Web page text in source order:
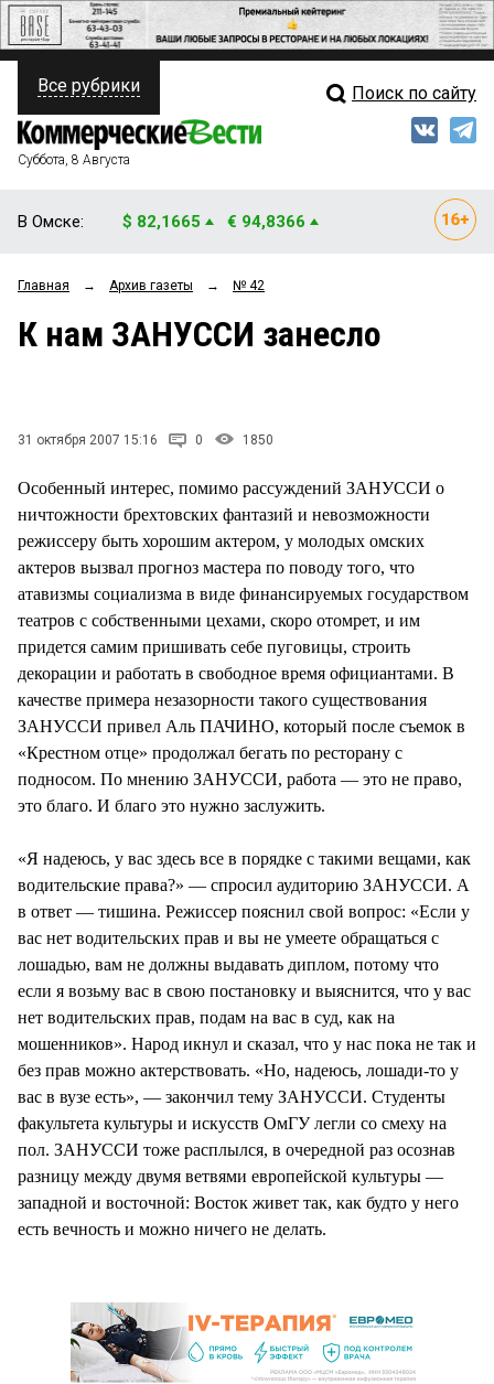
ПОЛИТИКА
ФИНАНСЫ
ОБЩЕСТВО
ЗАКОН
ПРОИСШЕСТВИЯ
СТИЛЬ ЖИЗНИ
Свежий выпуск
Рейтинги
Все рубрики Поиск по сайту
Суббота, 8 Августа
В Омске: $ 82,1665 € 94,8366
Главная → Архив газеты → № 42
К нам ЗАНУССИ занесло
31 октября 2007 15:16 0 1850
Особенный интерес, помимо рассуждений ЗАНУССИ о
ничтожности брехтовских фантазий и невозможности
режиссеру быть хорошим актером, у молодых омских
актеров вызвал прогноз мастера по поводу того, что
атавизмы социализма в виде финансируемых государством
театров с собственными цехами, скоро отомрет, и им
придется самим пришивать себе пуговицы, строить
декорации и работать в свободное время официантами. В
качестве примера незазорности такого существования
ЗАНУССИ привел Аль ПАЧИНО, который после съемок в
«Крестном отце» продолжал бегать по ресторану с
подносом. По мнению ЗАНУССИ, работа — это не право,
это благо. И благо это нужно заслужить.
«Я надеюсь, у вас здесь все в порядке с такими вещами, как
водительские права?» — спросил аудиторию ЗАНУССИ. А
в ответ — тишина. Режиссер пояснил свой вопрос: «Если у
вас нет водительских прав и вы не умеете обращаться с
лошадью, вам не должны выдавать диплом, потому что
если я возьму вас в свою постановку и выяснится, что у вас
нет водительских прав, подам на вас в суд, как на
мошенников». Народ икнул и сказал, что у нас пока не так и
без прав можно актерствовать. «Но, надеюсь, лошади-то у
вас в вузе есть», — закончил тему ЗАНУССИ. Студенты
факультета культуры и искусств ОмГУ легли со смеху на
пол. ЗАНУССИ тоже расплылся, в очередной раз осознав
разницу между двумя ветвями европейской культуры —
западной и восточной: Восток живет так, как будто у него
есть вечность и можно ничего не делать.